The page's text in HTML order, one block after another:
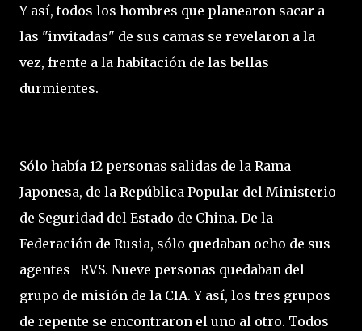
Y así, todos los hombres que planearon sacar a
las "invitadas" de sus camas se revelaron a la
vez, frente a la habitación de las bellas
durmientes.
Sólo había 12 personas salidas de la Rama
Japonesa, de la República Popular del Ministerio
de Seguridad del Estado de China. De la
Federación de Rusia, sólo quedaban ocho de sus
agentes RVS. Nueve personas quedaban del
grupo de misión de la CIA. Y así, los tres grupos
de repente se encontraron el uno al otro. Todos